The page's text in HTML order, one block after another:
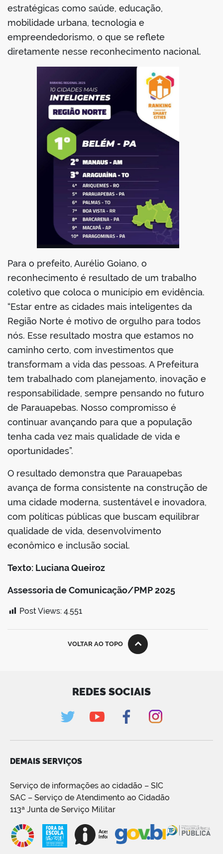
estratégicas como saúde, educação,
mobilidade urbana, tecnologia e
empreendedorismo, o que se reflete
diretamente nesse reconhecimento nacional.
Para o prefeito, Aurélio Goiano, o
reconhecimento é resultado de um trabalho
coletivo que coloca o município em evidência.
“Estar entre as cidades mais inteligentes da
Região Norte é motivo de orgulho para todos
nós. Esse resultado mostra que estamos no
caminho certo, com investimentos que
transformam a vida das pessoas. A Prefeitura
tem trabalhado com planejamento, inovação e
responsabilidade, sempre pensando no futuro
de Parauapebas. Nosso compromisso é
continuar avançando para que a população
tenha cada vez mais qualidade de vida e
oportunidades”.
O resultado demonstra que Parauapebas
avança de forma consistente na construção de
uma cidade moderna, sustentável e inovadora,
com políticas públicas que buscam equilibrar
qualidade de vida, desenvolvimento
econômico e inclusão social.
Texto: Luciana Queiroz
Assessoria de Comunicação/PMP 2025
Post Views: 4.551
VOLTAR AO TOPO
REDES SOCIAIS
DEMAIS SERVIÇOS
Serviço de informações ao cidadão – SIC
SAC – Serviço de Atendimento ao Cidadão
113ª Junta de Serviço Militar